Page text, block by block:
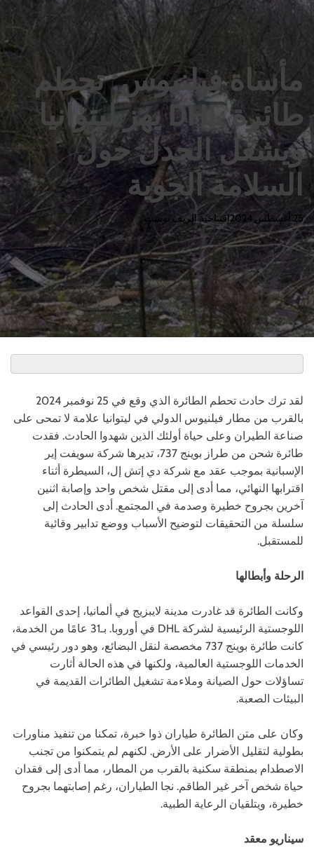
حف
ل
مأساة فيلنيوس: تحطم
طائرة DHL يهز ليتوانيا
ويشعل الجدل حول
السلامة الجوية
25 أغسطس 2024 افتتاحية الريف بوست
لقد ترك حادث تحطم الطائرة الذي وقع في 25 نوفمبر 2024
بالقرب من مطار فيلنيوس الدولي في ليتوانيا علامة لا تمحى على
صناعة الطيران وعلى حياة أولئك الذين شهدوا الحادث. فقدت
طائرة شحن من طراز بوينج 737، تديرها شركة سويفت إير
الإسبانية بموجب عقد مع شركة دي إتش إل، السيطرة أثناء
اقترابها النهائي، مما أدى إلى مقتل شخص واحد وإصابة اثنين
آخرين بجروح خطيرة وصدمة في المجتمع. أدى الحادث إلى
سلسلة من التحقيقات لتوضيح الأسباب ووضع تدابير وقائية
للمستقبل.
الرحلة وأبطالها
وكانت الطائرة قد غادرت مدينة لايبزيج في ألمانيا، إحدى القواعد
اللوجستية الرئيسية لشركة DHL في أوروبا. بـ31 عامًا من الخدمة،
كانت طائرة بوينج 737 مخصصة لنقل البضائع، وهو دور رئيسي في
الخدمات اللوجستية العالمية، ولكنها في هذه الحالة أثارت
تساؤلات حول الصيانة وملاءمة تشغيل الطائرات القديمة في
البيئات الصعبة.
وكان على متن الطائرة طياران ذوا خبرة، تمكنا من تنفيذ مناورات
بطولية لتقليل الأضرار على الأرض. لكنهم لم يتمكنوا من تجنب
الاصطدام بمنطقة سكنية بالقرب من المطار، مما أدى إلى فقدان
حياة شخص آخر غير الطاقم. نجا الطياران، رغم إصابتهما بجروح
خطيرة، ويتلقيان الرعاية الطبية.
سيناريو معقد